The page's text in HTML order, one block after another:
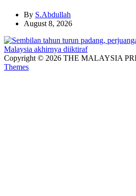
By S.Abdullah
August 8, 2026
Copyright © 2026 THE MALAYSIA
Themes